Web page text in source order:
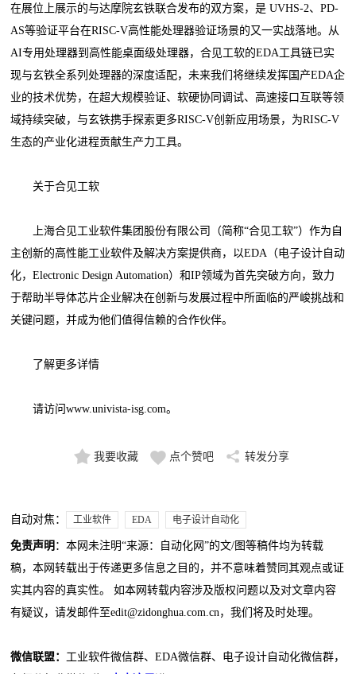
在展位上展示的与达摩院玄铁联合发布的双方案，是 UVHS-2、PD-
AS等验证平台在RISC-V高性能处理器验证场景的又一实战落地。从
AI专用处理器到高性能桌面级处理器，合见工软的EDA工具链已实
现与玄铁全系列处理器的深度适配，未来我们将继续发挥国产EDA企
业的技术优势，在超大规模验证、软硬协同调试、高速接口互联等领
域持续突破，与玄铁携手探索更多RISC-V创新应用场景，为RISC-V
生态的产业化进程贡献生产力工具。
关于合见工软
上海合见工业软件集团股份有限公司（简称“合见工软”）作为自
主创新的高性能工业软件及解决方案提供商，以EDA（电子设计自动
化，Electronic Design Automation）和IP领域为首先突破方向，致力
于帮助半导体芯片企业解决在创新与发展过程中所面临的严峻挑战和
关键问题，并成为他们值得信赖的合作伙伴。
了解更多详情
请访问www.univista-isg.com。
我要收藏 点个赞吧 转发分享
自动对焦： 工业软件 EDA 电子设计自动化
免责声明 ：本网未注明“来源：自动化网”的文/图等稿件均为转载
稿，本网转载出于传递更多信息之目的，并不意味着赞同其观点或证
实其内容的真实性。 如本网转载内容涉及版权问题以及对文章内容
有疑议，请发邮件至edit@zidonghua.com.cn，我们将及时处理。
微信联盟： 工业软件微信群、EDA微信群、电子设计自动化微信群，